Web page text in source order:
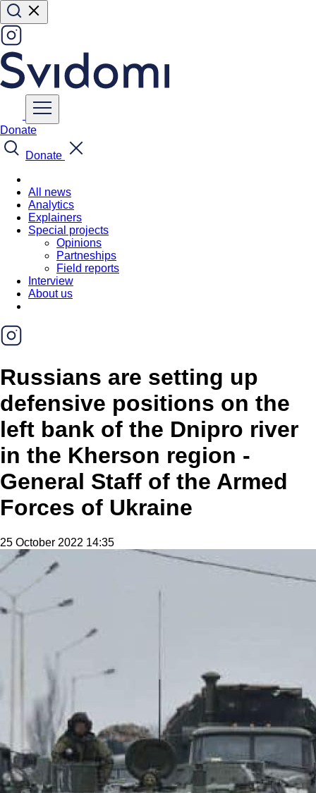
Donate
Donate
All news
Analytics
Explainers
Special projects
Opinions
Partneships
Field reports
Interview
About us
Russians are setting up
defensive positions on the
left bank of the Dnipro river
in the Kherson region -
General Staff of the Armed
Forces of Ukraine
25 October 2022 14:35